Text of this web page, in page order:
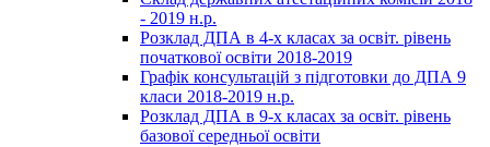
- 2019 н.р.
Розклад ДПА в 4-х класах за освіт. рівень
початкової освіти 2018-2019
Графік консультацій з підготовки до ДПА 9
класи 2018-2019 н.р.
Розклад ДПА в 9-х класах за освіт. рівень
базової середньої освіти